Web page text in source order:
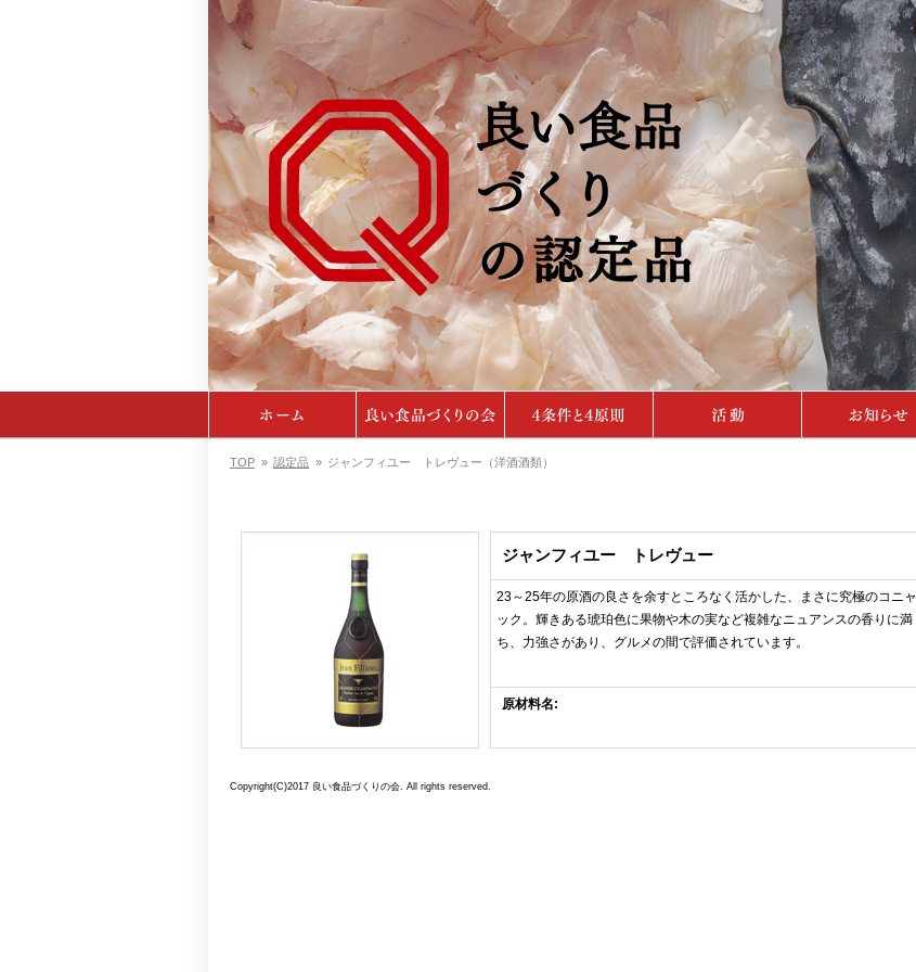
TOP » 認定品 » ジャンフィユー トレヴュー（洋酒酒類）
ジャンフィユー トレヴュー
23～25年の原酒の良さを余すところなく活かした、まさに究極のコニャ
ック。輝きある琥珀色に果物や木の実など複雑なニュアンスの香りに満
ち、力強さがあり、グルメの間で評価されています。
原材料名:
Copyright(C)2017 良い食品づくりの会. All rights reserved.